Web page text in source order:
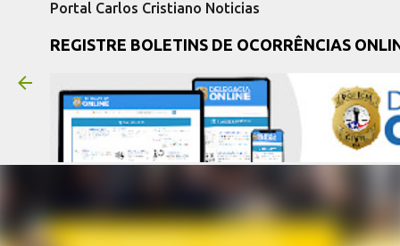
Portal Carlos Cristiano Noticias
REGISTRE BOLETINS DE OCORRÊNCIAS